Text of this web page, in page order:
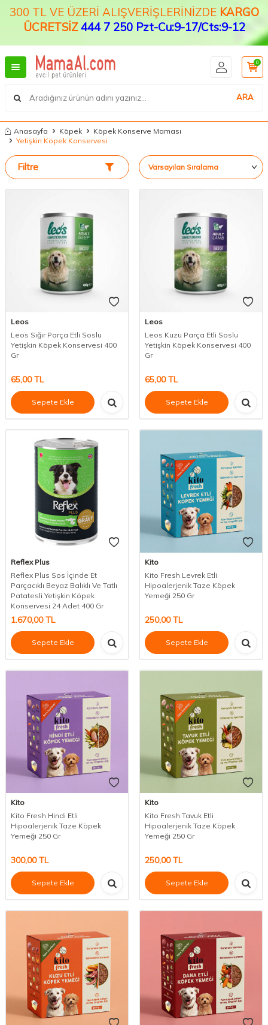
300 TL VE ÜZERİ ALIŞVERİŞLERİNİZDE KARGO
ÜCRETSİZ444 7 250 Pzt-Cu:9-17/Cts:9-12
ARA
0
Anasayfa Köpek
Köpek Konserve Maması
Yetişkin Köpek Konservesi
Filtre
Leos
Leos Sığır Parça Etli Soslu
Yetişkin Köpek Konservesi 400
Gr
65,00TL
Sepete Ekle
Leos
Leos Kuzu Parça Etli Soslu
Yetişkin Köpek Konservesi 400
Gr
65,00TL
Sepete Ekle
Reflex Plus
Reflex Plus Sos İçinde Et
Parçacıklı Beyaz Balıklı Ve Tatlı
Patatesli Yetişkin Köpek
Konservesi 24 Adet 400 Gr
1.670,00TL
Sepete Ekle
Kito
Kito Fresh Levrek Etli
Hipoalerjenik Taze Köpek
Yemeği 250 Gr
250,00TL
Sepete Ekle
Kito
Kito Fresh Hindi Etli
Hipoalerjenik Taze Köpek
Yemeği 250 Gr
300,00TL
Sepete Ekle
Kito
Kito Fresh Tavuk Etli
Hipoalerjenik Taze Köpek
Yemeği 250 Gr
250,00TL
Sepete Ekle